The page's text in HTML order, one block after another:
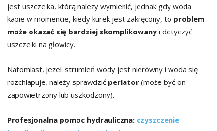
jest uszczelka, którą należy wymienić, jednak gdy woda
kapie w momencie, kiedy kurek jest zakręcony, to problem
może okazać się bardziej skomplikowany i dotyczyć
uszczelki na głowicy.
Natomiast, jeżeli strumień wody jest nierówny i woda się
rozchlapuje, należy sprawdzić perlator (może być on
zapowietrzony lub uszkodzony).
Profesjonalna pomoc hydrauliczna: czyszczenie